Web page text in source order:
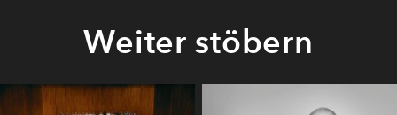
Weiter stöbern